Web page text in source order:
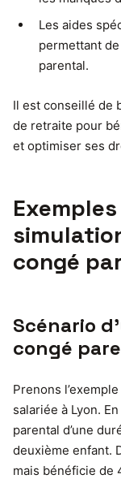
Les aides
permettant
parental.
Il est conseillé de
de retraite pour
et optimiser ses
congé
Scénario
congé
Prenons
salariée à Lyon.
parental d’une
deuxième enfant.
mais bénéficie de